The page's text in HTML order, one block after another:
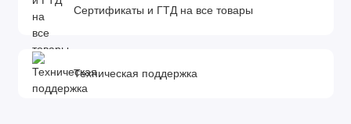
Сертификаты и ГТД на все товары
Техническая поддержка